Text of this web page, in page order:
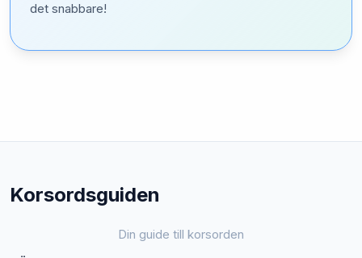
det snabbare!
Korsordsguiden
Din guide till korsorden